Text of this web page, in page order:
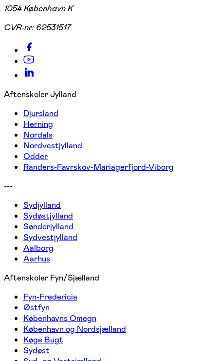
1054 København K
CVR-nr: 62531517
Aftenskoler Jylland
Djursland
Herning
Nordals
Nordvestjylland
Odder
Randers-Favrskov-Mariagerfjord-Viborg
---
Sydjylland
Sydøstjylland
Sønderjylland
Sydvestjylland
Aalborg
Aarhus
Aftenskoler Fyn/Sjælland
Fyn-Fredericia
Østfyn
Københavns Omegn
København og Nordsjælland
Køge Bugt
Sydøst